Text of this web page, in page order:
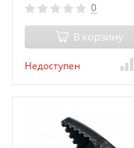
0
В корзину
Недоступен